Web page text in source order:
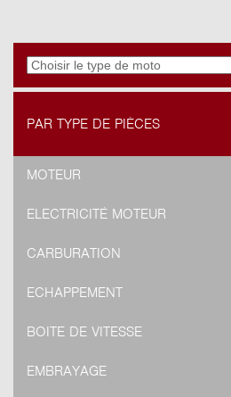
PAR TYPE DE PIÈCES
MOTEUR
ELECTRICITÉ MOTEUR
CARBURATION
ECHAPPEMENT
BOITE DE VITESSE
EMBRAYAGE